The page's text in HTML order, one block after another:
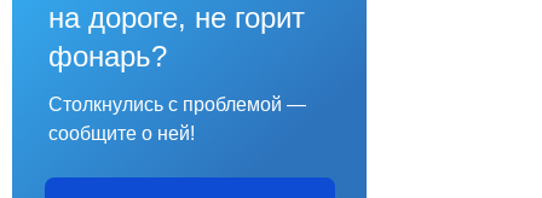
на дороге, не горит
фонарь?
Столкнулись с проблемой —
сообщите о ней!